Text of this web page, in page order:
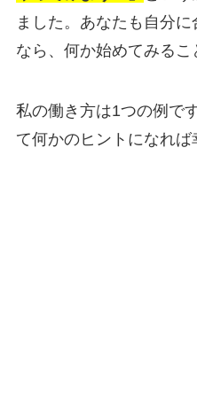
ました。あなたも自分
なら、何か始めてみるこ
私の働き方は1つの例で
て何かのヒントになれば